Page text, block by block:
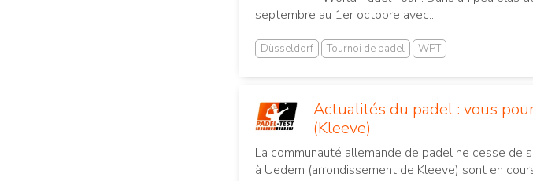
septembre au 1er octobre avec...
Düsseldorf Tournoi de padel WPT
Actualités du padel : vous
(Kleeve)
La communauté allemande de padel ne cesse de
à Uedem (arrondissement de Kleeve) sont en